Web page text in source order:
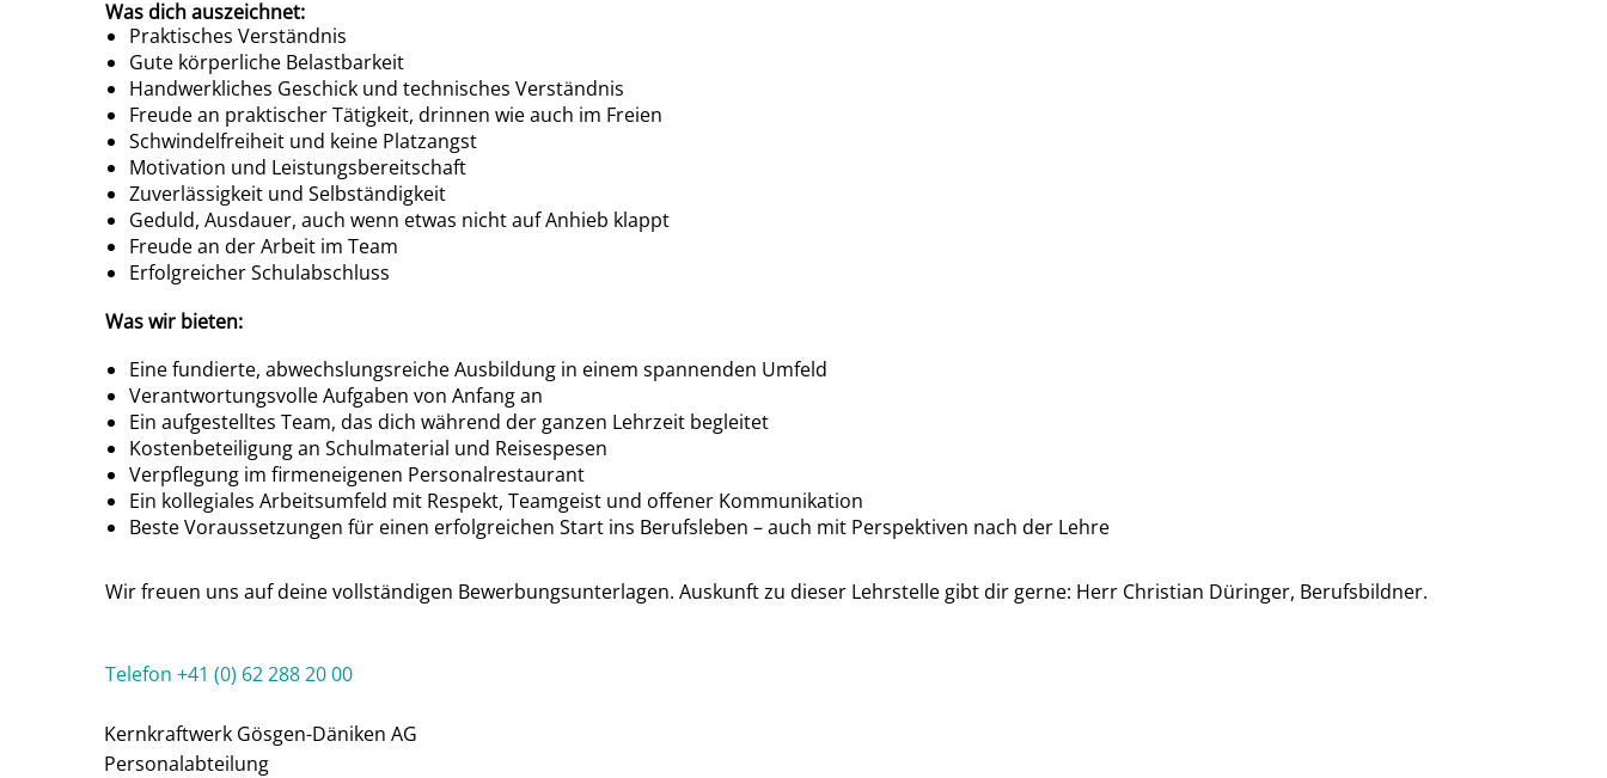
Was dich auszeichnet:
Praktisches Verständnis
Gute körperliche Belastbarkeit
Handwerkliches Geschick und technisches Verständnis
Freude an praktischer Tätigkeit, drinnen wie auch im Freien
Schwindelfreiheit und keine Platzangst
Motivation und Leistungsbereitschaft
Zuverlässigkeit und Selbständigkeit
Geduld, Ausdauer, auch wenn etwas nicht auf Anhieb klappt
Freude an der Arbeit im Team
Erfolgreicher Schulabschluss
Was wir bieten:
Eine fundierte, abwechslungsreiche Ausbildung in einem spannenden Umfeld
Verantwortungsvolle Aufgaben von Anfang an
Ein aufgestelltes Team, das dich während der ganzen Lehrzeit begleitet
Kostenbeteiligung an Schulmaterial und Reisespesen
Verpflegung im firmeneigenen Personalrestaurant
Ein kollegiales Arbeitsumfeld mit Respekt, Teamgeist und offener Kommunikation
Beste Voraussetzungen für einen erfolgreichen Start ins Berufsleben – auch mit Perspektiven nach der Lehre
Wir freuen uns auf deine vollständigen Bewerbungsunterlagen. Auskunft zu dieser Lehrstelle gibt dir gerne: Herr Christian Düringer, Berufsbildner.
Telefon +41 (0) 62 288 20 00
Kernkraftwerk Gösgen-Däniken AG
Personalabteilung